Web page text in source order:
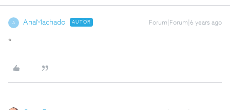
A AnaMachado AUTOR Forum|Forum|6 years ago
*